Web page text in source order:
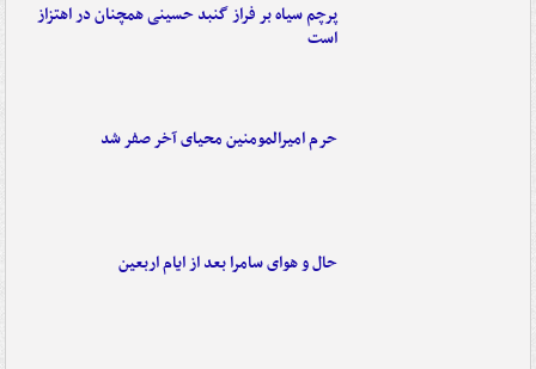
پرچم سیاه بر فراز گنبد حسینی همچنان در اهتزاز
است
حرم امیرالمومنین محیای آخر صفر شد
حال و هوای سامرا بعد از ایام اربعین